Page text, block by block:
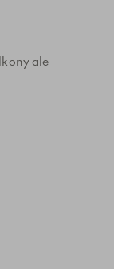
ale